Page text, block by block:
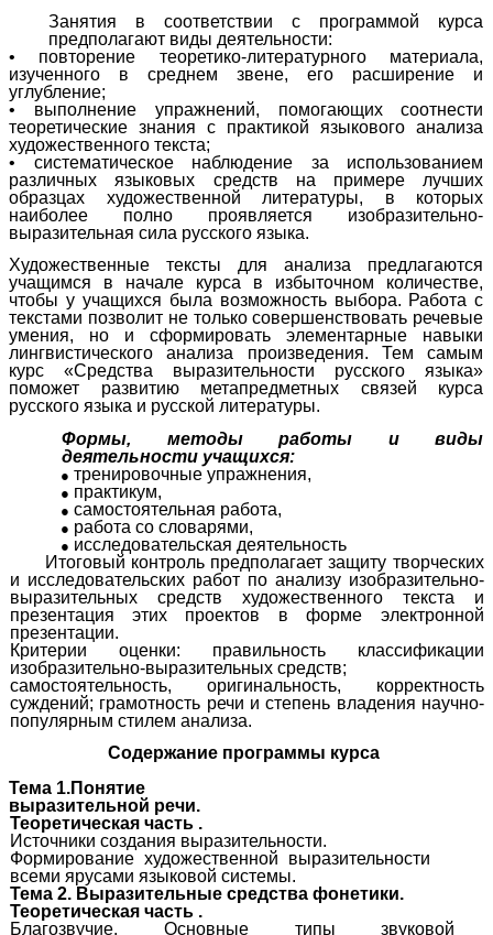
Занятия в соответствии с программой курса
предполагают виды деятельности:
• повторение теоретико-литературного материала,
изученного в среднем звене, его расширение и
углубление;
• выполнение упражнений, помогающих соотнести
теоретические знания с практикой языкового анализа
художественного текста;
• систематическое наблюдение за использованием
различных языковых средств на примере лучших
образцах художественной литературы, в которых
наиболее полно проявляется изобразительно-
выразительная сила русского языка.
Художественные тексты для анализа предлагаются
учащимся в начале курса в избыточном количестве,
чтобы у учащихся была возможность выбора. Работа с
текстами позволит не только совершенствовать речевые
умения, но и сформировать элементарные навыки
лингвистического анализа произведения. Тем самым
курс «Средства выразительности русского языка»
поможет развитию метапредметных связей курса
русского языка и русской литературы.
Формы, методы работы и виды
деятельности учащихся:
тренировочные упражнения,
практикум,
самостоятельная работа,
работа со словарями,
исследовательская деятельность
Итоговый контроль предполагает защиту творческих
и исследовательских работ по анализу изобразительно-
выразительных средств художественного текста и
презентация этих проектов в форме электронной
презентации.
Критерии оценки: правильность классификации
изобразительно-выразительных средств;
самостоятельность, оригинальность, корректность
суждений; грамотность речи и степень владения научно-
популярным стилем анализа.
Содержание программы курса
Тема 1.Понятие
выразительной речи.
Теоретическая часть .
Источники создания выразительности.
Формирование художественной выразительности
всеми ярусами языковой системы.
Тема 2. Выразительные средства фонетики.
Теоретическая часть .
Благозвучие. Основные типы звуковой